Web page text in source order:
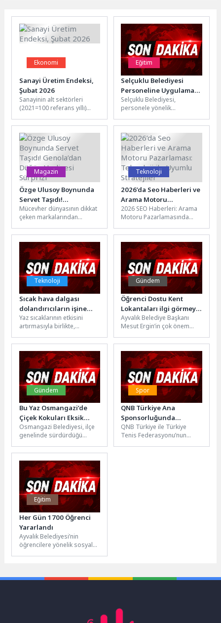
Ekonomi
Sanayi Üretim Endeksi,
Şubat 2026
Sanayinin alt sektörleri
(2021=100 referans yıllı)
Şubat ayında madencilik ve
taş ocakçılığı...
Eğitim
Selçuklu Belediyesi
Personeline Uygulamalı
Yangın Eğitimi Verildi
Selçuklu Belediyesi,
personele yönelik
programlarına yıl boyunca
aralıksız devam ediyor. Bu...
Magazin
Özge Ulusoy Boynunda
Servet Taşıdı!
Genola’dan Düğün
Hediyesi Sürprizi
Mücevher dünyasının dikkat
çeken markalarından
Jewellery Show'da adeta
yıldızlar geçidine sahne
oldu....
Teknoloji
2026’da Seo Haberleri ve
Arama Motoru
Pazarlaması: Teknoloji
ile Uyumlu Stratejiler
2026 SEO Haberleri: Arama
Motoru Pazarlamasında
dünyasında önemli
gelişmeler yaşanmaya
devam...
Teknoloji
Sıcak hava dalgası
dolandırıcıların işine
yaradı: Sahte klima
kampanyalarına dikkat
Yaz sıcaklarının etkisini
artırmasıyla birlikte,
almak isteyen tüketicileri
hedef alan dolandırıcılık
girişimleri...
Gündem
Öğrenci Dostu Kent
Lokantaları ilgi görmeye
devam ediyor
Ayvalık Belediye Başkanı
Mesut Ergin’in çok önem
projeleri arasında yer alan
ve...
Gündem
Bu Yaz Osmangazi’de
Çiçek Kokuları Eksik
Olmayacak
Osmangazi Belediyesi, ilçe
genelinde sürdürdüğü
çalışmalarıyla kenti
rengarenk çiçeklerle
buluşturuyor. Parklar,...
Spor
QNB Türkiye Ana
Sponsorluğunda
Türkiye’nin İlk Padel
Türkiye Şampiyonası
Başlıyor
QNB Türkiye ile Türkiye
Tenis Federasyonu’nun
Eğitim
Her Gün 1700 Öğrenci
Yararlandı
Ayvalık Belediyesi’nin
öğrencilere yönelik sosyal
eğitim...